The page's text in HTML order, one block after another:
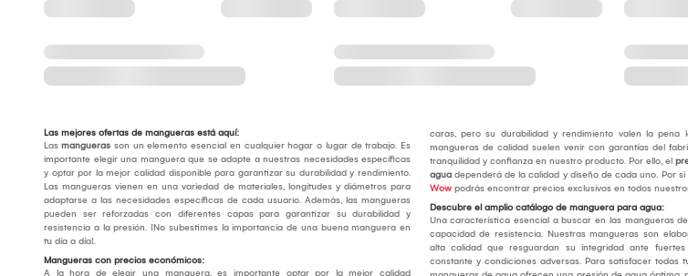
Las mejores ofertas de mangueras está aquí:
Las mangueras son un elemento esencial en cualquier hogar o lugar de trabajo. Es
importante elegir una manguera que se adapte a nuestras necesidades específicas
y optar por la mejor calidad disponible para garantizar su durabilidad y rendimiento.
Las mangueras vienen en una variedad de materiales, longitudes y diámetros para
adaptarse a las necesidades específicas de cada usuario. Además, las mangueras
pueden ser reforzadas con diferentes capas para garantizar su durabilidad y
resistencia a la presión. ¡No subestimes la importancia de una buena manguera en
tu día a día!.
Mangueras con precios económicos:
A la hora de elegir una manguera, es importante optar por la mejor calidad
caras, pero su durabilidad y rendimiento valen la pena
mangueras de calidad suelen venir con garantías del
tranquilidad y confianza en nuestro producto. Por ello, el
aguadependerá de la calidad y diseño de cada uno. Por si
Wowpodrás encontrar precios exclusivos en todos
Descubre el amplio catálogo de manguera para agua:
Una característica esencial a buscar en las mangueras
capacidad de resistencia. Nuestras mangueras son
alta calidad que resguardan su integridad ante
constante y condiciones adversas. Para satisfacer todas